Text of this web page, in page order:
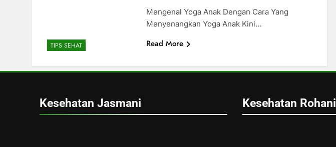
TIPS SEHAT
Mengenal Yoga Anak Dengan Cara Yang
Menyenangkan Yoga Anak Kini…
Read More
Kesehatan Jasmani Kesehatan Rohani